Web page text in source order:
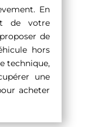
En
de votre
de
hors
technique,
une
acheter